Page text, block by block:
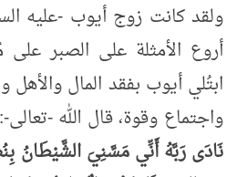
ولقد كانت زوج أيوب -عليه
أروع الأمثلة على الصبر
ابتُلي أيوب بفقد المال
واجتماع وقوة، قال الله -
نَادَى رَبَّهُ أَنِّي مَسَّنِيَ الشَّيْطَانُ